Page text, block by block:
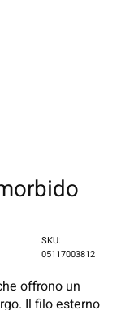
SKU:
05117003812
offrono un
Il filo esterno